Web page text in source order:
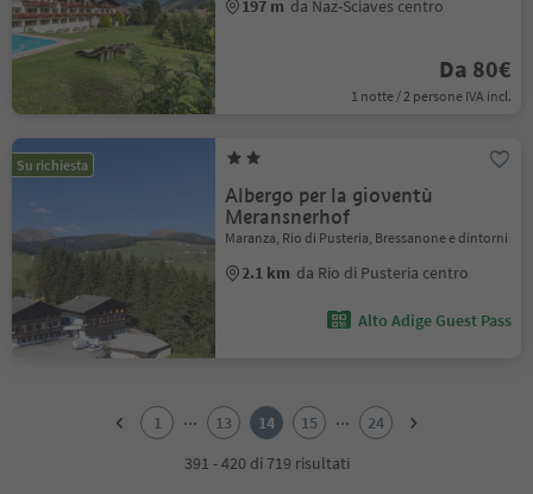
197 m da Naz-Sciaves centro
Da 80€
1 notte / 2 persone IVA incl.
Su richiesta
Albergo per la gioventù
Meransnerhof
Maranza, Rio di Pusteria, Bressanone e dintorni
2.1 km da Rio di Pusteria centro
Alto Adige Guest Pass
1 ... 13 14 15 ...
24
391 - 420 di 719 risultati